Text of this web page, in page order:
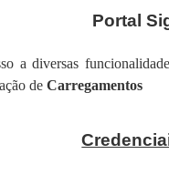
Portal
a diversas
de Carregamentos